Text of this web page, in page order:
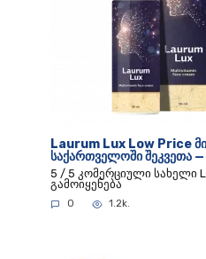
Laurum Lux Low Price
საქართველოში შეკვეთა
5 / 5 კომერციული სახელი
გამოიყენება
0 1.2k.